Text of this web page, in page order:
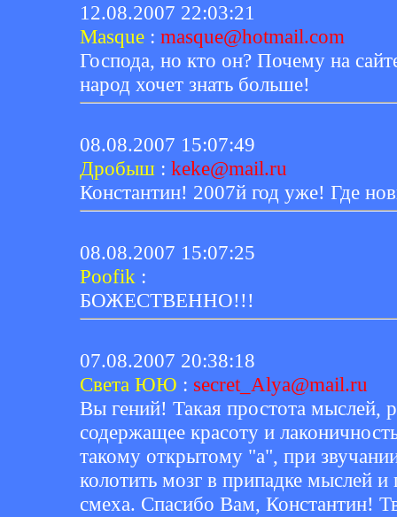
12.08.2007 22:03:21
Masque : masque@hotmail.com
Господа, но кто он? Почему на
народ хочет знать больше!
08.08.2007 15:07:49
Дробыш : keke@mail.ru
Константин! 2007й год уже! Где
08.08.2007 15:07:25
Poofik :
БОЖЕСТВЕННО!!!
07.08.2007 20:38:18
Света ЮЮ : secret_Alya@mail.ru
Вы гений! Такая простота мыслей,
содержащее красоту и
такому открытому "а", при
колотить мозг в припадке мыслей и
смеха. Спасибо Вам, Константин!